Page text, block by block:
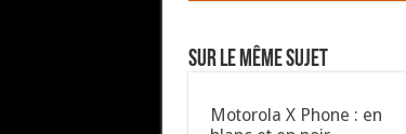
Sur le même sujet
Motorola X Phone : en